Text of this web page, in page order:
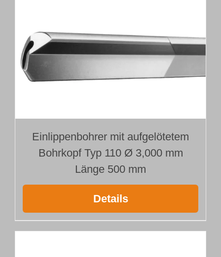
Einlippenbohrer mit aufgelötetem
Bohrkopf Typ 110 Ø 3,000 mm
Länge 500 mm
Details